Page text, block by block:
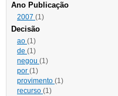
Ano Publicação
2007 (1)
Decisão
ao (1)
de (1)
negou (1)
por (1)
provimento (1)
recurso (1)